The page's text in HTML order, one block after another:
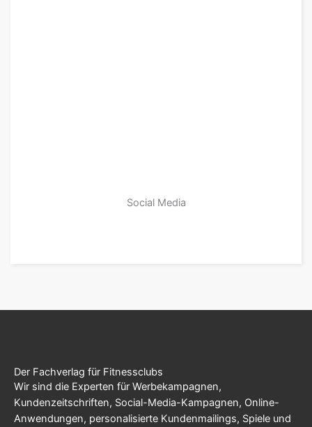
Social Media
Der Fachverlag für Fitnessclubs
Wir sind die Experten für Werbekampagnen,
Kundenzeitschriften, Social-Media-Kampagnen, Online-
Anwendungen, personalisierte Kundenmailings, Spiele und